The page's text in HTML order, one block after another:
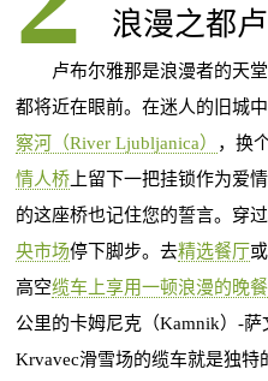
浪漫之都
卢布尔雅那是浪漫者的天堂
都将近在眼前。在迷人的旧城中
察河（River Ljubljanica）
，换
情人桥 上留下一把挂锁作为爱
的这座桥也记住您的誓言。穿
央市场停下脚步。去精选餐厅
高空缆车上享用一顿浪漫的晚餐
公里的卡姆尼克（Kamnik）-萨
Krvavec滑雪场的缆车就是独特